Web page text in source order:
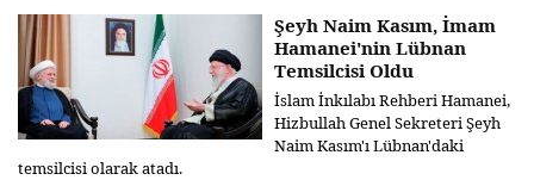
Şeyh Naim Kasım, İmam
Hamanei'nin Lübnan
Temsilcisi Oldu
İslam İnkılabı Rehberi Hamanei,
Hizbullah Genel Sekreteri Şeyh
Naim Kasım'ı Lübnan'daki
temsilcisi olarak atadı.